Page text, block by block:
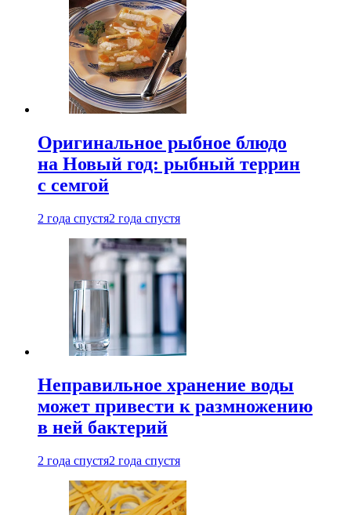
Оригинальное рыбное блюдо
на Новый год: рыбный террин
с семгой
2 года спустя2 года спустя
Неправильное хранение воды
может привести к размножению
в ней бактерий
2 года спустя2 года спустя